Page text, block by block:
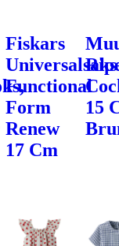
Fiskars
Universalsaks
Functional
Form
Renew
17 Cm
15